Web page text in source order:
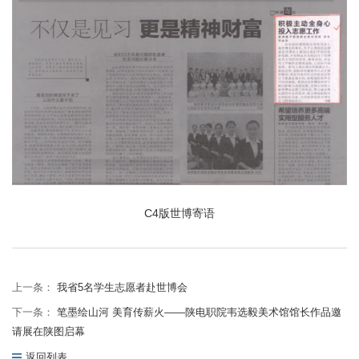
C4版世博寄语
上一条： 我省5名学生志愿者赴世博会
下一条： 笔墨绘山河 美育传薪火——陕电职院韦选毅美术馆馆长作品邀
请展在陕图启幕